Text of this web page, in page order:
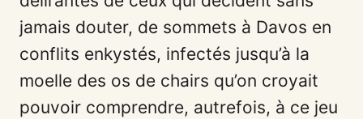
jamais douter, de sommets à Davos en
conflits enkystés, infectés jusqu’à la
moelle des os de chairs qu’on croyait
pouvoir comprendre, autrefois, à ce jeu